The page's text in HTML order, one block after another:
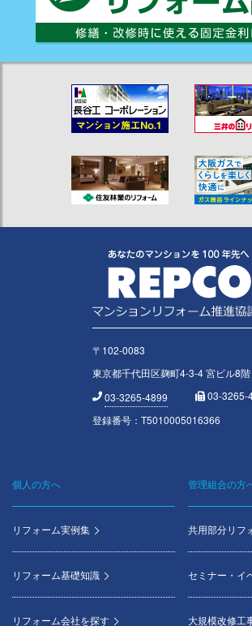
〒102-0083
東京都千代田区麹町4-3-4 宮ビル8階
03-3265-4899
03-3265-
登録番号：T5010005016366
Footer
menu
個人の方へ
リフォーム実例集
リフォーム基礎知識
リフォーム会社を探す
管理組合の方
共用部分リフ
セミナー・イ
大規模改修工